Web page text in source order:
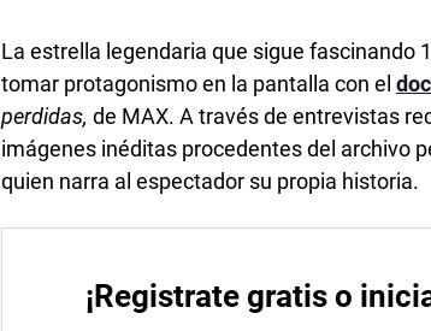
La estrella legendaria que sigue fascinando
tomar protagonismo en la pantalla con el
perdidas, de MAX. A través de entrevistas
imágenes inéditas procedentes del archivo
quien narra al espectador su propia historia.
¡Registrate gratis o